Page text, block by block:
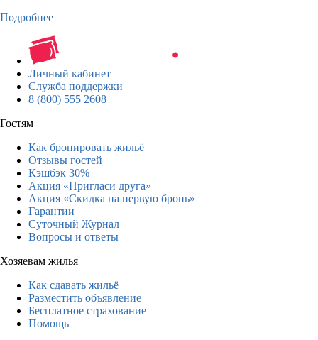
Подробнее
Личный кабинет
Служба поддержки
8 (800) 555 2608
Гостям
Как бронировать жильё
Отзывы гостей
Кэшбэк 30%
Акция «Пригласи друга»
Акция «Скидка на первую бронь»
Гарантии
Суточный Журнал
Вопросы и ответы
Хозяевам жилья
Как сдавать жильё
Разместить объявление
Бесплатное страхование
Помощь